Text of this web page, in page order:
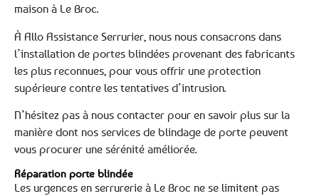
maison à Le Broc.
À Allo Assistance Serrurier, nous nous consacrons dans
l’installation de portes blindées provenant des fabricants
les plus reconnues, pour vous offrir une protection
supérieure contre les tentatives d’intrusion.
N’hésitez pas à nous contacter pour en savoir plus sur la
manière dont nos services de blindage de porte peuvent
vous procurer une sérénité améliorée.
Réparation porte blindée
Les urgences en serrurerie à Le Broc ne se limitent pas